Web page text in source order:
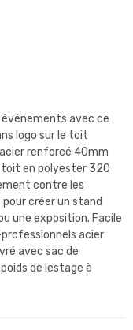
avec ce
logo sur le toit
renforcé 40mm
en polyester 320
contre les
créer un stand
une exposition. Facile
acier
avec sac de
de lestage à